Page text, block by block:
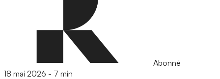
Abonné
18 mai 2026 - 7 min